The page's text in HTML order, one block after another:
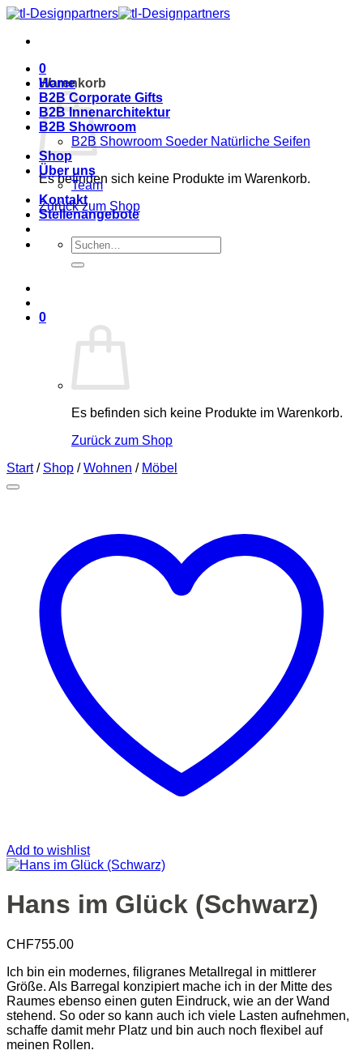
Zum
springen
0
Warenkorb
Es befinden sich keine Produkte im Warenkorb.
Zurück zum Shop
Home
B2B Corporate Gifts
B2B Innenarchitektur
B2B Showroom
B2B Showroom Soeder Natürliche Seifen
Shop
Über uns
Team
Kontakt
Stellenangebote
Suche
nach:
0
Es befinden sich keine Produkte im Warenkorb.
Zurück zum Shop
Start / Shop / Wohnen / Möbel
Add to wishlist
Hans im Glück (Schwarz)
CHF755.00
Ich bin ein modernes, filigranes Metallregal in mittlerer
Größe. Als Barregal konzipiert mache ich in der Mitte des
Raumes ebenso einen guten Eindruck, wie an der Wand
stehend. So oder so kann auch ich viele Lasten aufnehmen,
schaffe damit mehr Platz und bin auch noch flexibel auf
meinen Rollen.